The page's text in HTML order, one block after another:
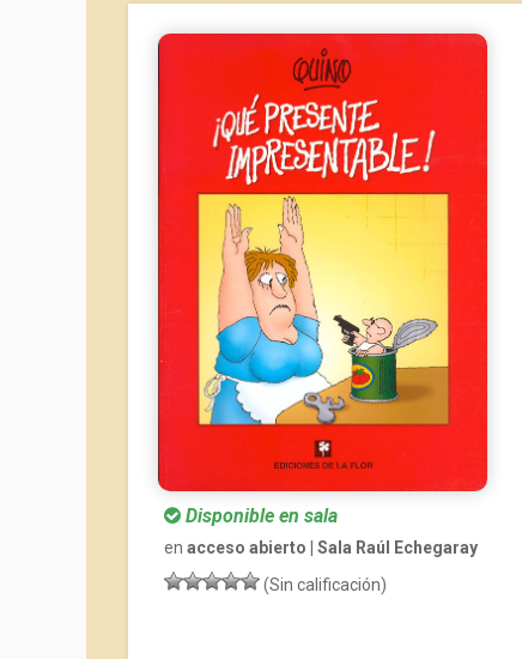
Disponible en sala
en acceso abierto | Sala Raúl Echegaray
(Sin calificación)